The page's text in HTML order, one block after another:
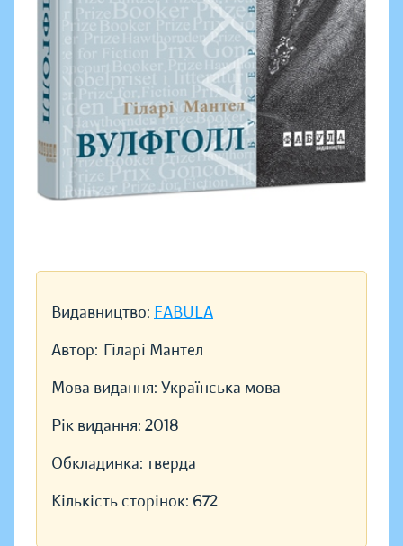
Видавництво: FABULA
Автор: Гіларі Мантел
Мова видання: Українська мова
Рік видання: 2018
Обкладинка: тверда
Кількість сторінок: 672